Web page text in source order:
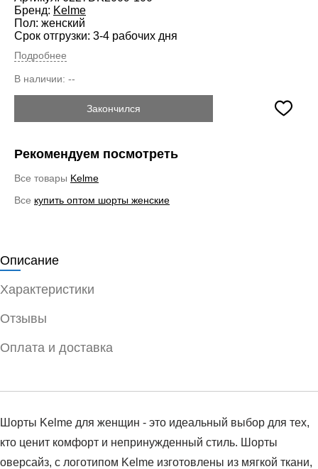
Бренд: Kelme
Пол: женский
Срок отгрузки: 3-4 рабочих дня
Подробнее
В наличии: --
Закончился
Рекомендуем посмотреть
Все товары Kelme
Все купить оптом шорты женские
Описание
Характеристики
Отзывы
Оплата и доставка
Шорты Kelme для женщин - это идеальный выбор для тех,
кто ценит комфорт и непринужденный стиль. Шорты
оверсайз, с логотипом Kelme изготовлены из мягкой ткани,